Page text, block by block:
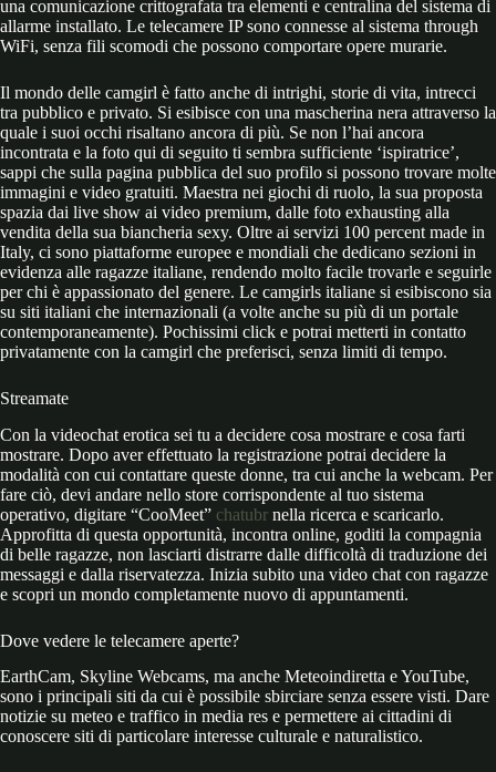
una comunicazione crittografata tra elementi e centralina del sistema di
allarme installato. Le telecamere IP sono connesse al sistema through
WiFi, senza fili scomodi che possono comportare opere murarie.
Il mondo delle camgirl è fatto anche di intrighi, storie di vita, intrecci
tra pubblico e privato. Si esibisce con una mascherina nera attraverso la
quale i suoi occhi risaltano ancora di più. Se non l’hai ancora
incontrata e la foto qui di seguito ti sembra sufficiente ‘ispiratrice’,
sappi che sulla pagina pubblica del suo profilo si possono trovare molte
immagini e video gratuiti. Maestra nei giochi di ruolo, la sua proposta
spazia dai live show ai video premium, dalle foto exhausting alla
vendita della sua biancheria sexy. Oltre ai servizi 100 percent made in
Italy, ci sono piattaforme europee e mondiali che dedicano sezioni in
evidenza alle ragazze italiane, rendendo molto facile trovarle e seguirle
per chi è appassionato del genere. Le camgirls italiane si esibiscono sia
su siti italiani che internazionali (a volte anche su più di un portale
contemporaneamente). Pochissimi click e potrai metterti in contatto
privatamente con la camgirl che preferisci, senza limiti di tempo.
Streamate
Con la videochat erotica sei tu a decidere cosa mostrare e cosa farti
mostrare. Dopo aver effettuato la registrazione potrai decidere la
modalità con cui contattare queste donne, tra cui anche la webcam. Per
fare ciò, devi andare nello store corrispondente al tuo sistema
operativo, digitare “CooMeet” chatubr nella ricerca e scaricarlo.
Approfitta di questa opportunità, incontra online, goditi la compagnia
di belle ragazze, non lasciarti distrarre dalle difficoltà di traduzione dei
messaggi e dalla riservatezza. Inizia subito una video chat con ragazze
e scopri un mondo completamente nuovo di appuntamenti.
Dove vedere le telecamere aperte?
EarthCam, Skyline Webcams, ma anche Meteoindiretta e YouTube,
sono i principali siti da cui è possibile sbirciare senza essere visti. Dare
notizie su meteo e traffico in media res e permettere ai cittadini di
conoscere siti di particolare interesse culturale e naturalistico.